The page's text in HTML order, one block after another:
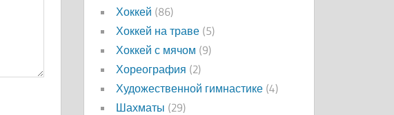
Хоккей (86)
Хоккей на траве (5)
Хоккей с мячом (9)
Хореография (2)
Художественной гимнастике (4)
Шахматы (29)